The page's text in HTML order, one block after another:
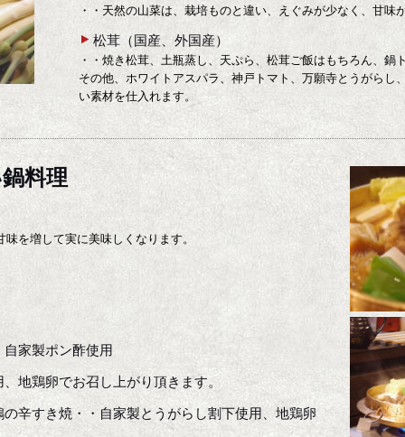
・・天然の山菜は、栽培ものと違い、えぐみが少なく、甘味
松茸（国産、外国産）
・・焼き松茸、土瓶蒸し、天ぷら、松茸ご飯はもちろん、鍋
その他、ホワイトアスパラ、神戸トマト、万願寺とうがらし
い素材を仕入れます。
料理
を増して実に美味しくなります。
家製ポン酢使用
地鶏卵でお召し上がり頂きます。
辛すき焼・・自家製とうがらし割下使用、地鶏卵